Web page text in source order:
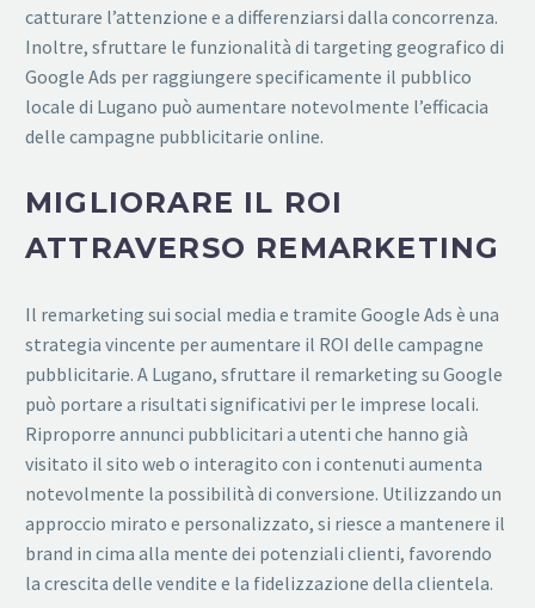
catturare l’attenzione e a differenziarsi dalla concorrenza.
Inoltre, sfruttare le funzionalità di targeting geografico di
Google Ads per raggiungere specificamente il pubblico
locale di Lugano può aumentare notevolmente l’efficacia
delle campagne pubblicitarie online.
MIGLIORARE IL ROI
ATTRAVERSO REMARKETING
Il remarketing sui social media e tramite Google Ads è una
strategia vincente per aumentare il ROI delle campagne
pubblicitarie. A Lugano, sfruttare il remarketing su Google
può portare a risultati significativi per le imprese locali.
Riproporre annunci pubblicitari a utenti che hanno già
visitato il sito web o interagito con i contenuti aumenta
notevolmente la possibilità di conversione. Utilizzando un
approccio mirato e personalizzato, si riesce a mantenere il
brand in cima alla mente dei potenziali clienti, favorendo
la crescita delle vendite e la fidelizzazione della clientela.